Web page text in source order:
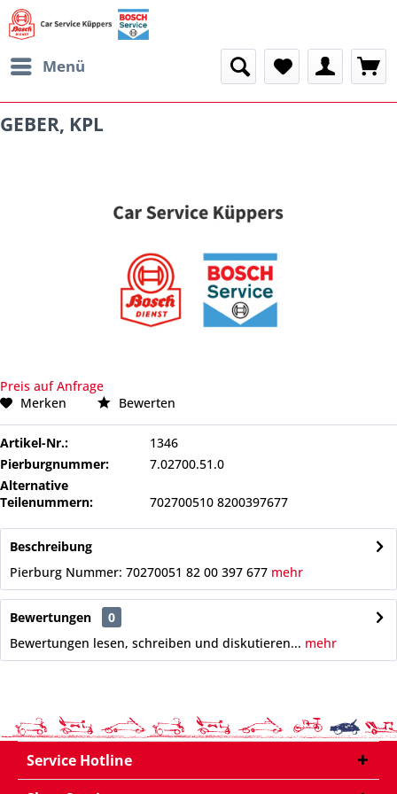
Menü
GEBER, KPL
Preis auf Anfrage
Merken
Bewerten
Artikel-Nr.:
1346
Pierburgnummer:
7.02700.51.0
Alternative
Teilenummern:
702700510 8200397677
Beschreibung
Pierburg Nummer: 70270051 82 00 397 677 mehr
Bewertungen
0
Bewertungen lesen, schreiben und diskutieren... mehr
Service Hotline